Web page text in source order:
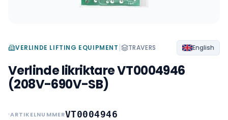
VERLINDE LIFTING EQUIPMENT | TRAVERS English
Verlinde likriktare VT0004946
(208V-690V-SB)
ARTIKELNUMMERVT0004946